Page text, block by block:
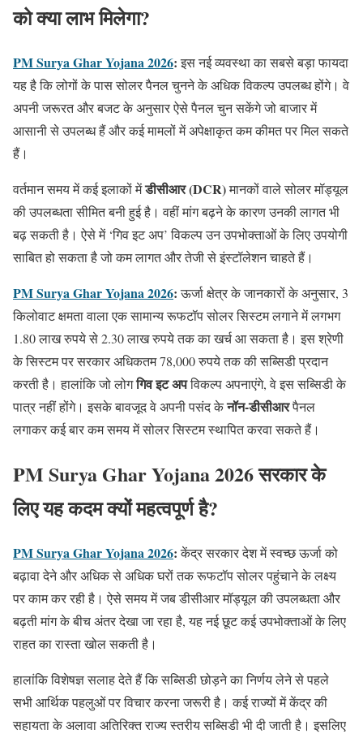
को क्या लाभ मिलेगा?
PM Surya Ghar Yojana 2026:इस नई व्यवस्था का सबसे बड़ा फायदा
यह है कि लोगों के पास सोलर पैनल चुनने के अधिक विकल्प उपलब्ध होंगे। वे
अपनी जरूरत और बजट के अनुसार ऐसे पैनल चुन सकेंगे जो बाजार में
आसानी से उपलब्ध हैं और कई मामलों में अपेक्षाकृत कम कीमत पर मिल सकते
हैं।
वर्तमान समय में कई इलाकों मेंडीसीआर (DCR)मानकों वाले सोलर मॉड्यूल
की उपलब्धता सीमित बनी हुई है। वहीं मांग बढ़ने के कारण उनकी लागत भी
बढ़ सकती है। ऐसे में ‘गिव इट अप’ विकल्प उन उपभोक्ताओं के लिए उपयोगी
साबित हो सकता है जो कम लागत और तेजी से इंस्टॉलेशन चाहते हैं।
PM Surya Ghar Yojana 2026:ऊर्जा क्षेत्र के जानकारों के अनुसार, 3
किलोवाट क्षमता वाला एक सामान्य रूफटॉप सोलर सिस्टम लगाने में लगभग
1.80 लाख रुपये से 2.30 लाख रुपये तक का खर्च आ सकता है। इस श्रेणी
के सिस्टम पर सरकार अधिकतम 78,000 रुपये तक की सब्सिडी प्रदान
करती है। हालांकि जो लोगगिव इट अपविकल्प अपनाएंगे, वे इस सब्सिडी के
पात्र नहीं होंगे। इसके बावजूद वे अपनी पसंद केनॉन-डीसीआरपैनल
लगाकर कई बार कम समय में सोलर सिस्टम स्थापित करवा सकते हैं।
PM Surya Ghar Yojana 2026 सरकार के
लिए यह कदम क्यों महत्वपूर्ण है?
PM Surya Ghar Yojana 2026:केंद्र सरकार देश में स्वच्छ ऊर्जा को
बढ़ावा देने और अधिक से अधिक घरों तक रूफटॉप सोलर पहुंचाने के लक्ष्य
पर काम कर रही है। ऐसे समय में जब डीसीआर मॉड्यूल की उपलब्धता और
बढ़ती मांग के बीच अंतर देखा जा रहा है, यह नई छूट कई उपभोक्ताओं के लिए
राहत का रास्ता खोल सकती है।
हालांकि विशेषज्ञ सलाह देते हैं कि सब्सिडी छोड़ने का निर्णय लेने से पहले
सभी आर्थिक पहलुओं पर विचार करना जरूरी है। कई राज्यों में केंद्र की
सहायता के अलावा अतिरिक्त राज्य स्तरीय सब्सिडी भी दी जाती है। इसलिए